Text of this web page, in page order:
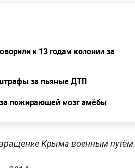
к 13 годам колонии за
за пьяные ДТП
за пожирающей мозг амёбы
Крыма военным путём.